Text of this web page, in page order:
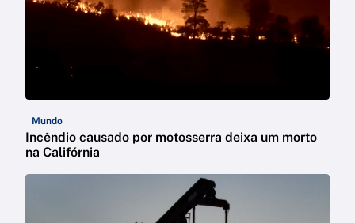
Mundo
Incêndio causado por motosserra deixa um morto
na Califórnia